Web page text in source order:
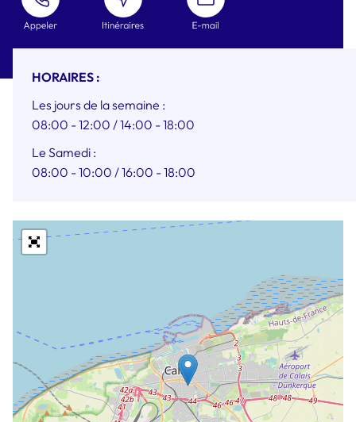
UN
MAIL
HORAIRES :
Les jours de la semaine :
08:00 - 12:00 / 14:00 - 18:00
Le Samedi :
08:00 - 10:00 / 16:00 - 18:00